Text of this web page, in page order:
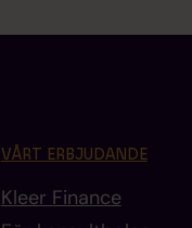
VÅRT ERBJUDANDE
Kleer Finance